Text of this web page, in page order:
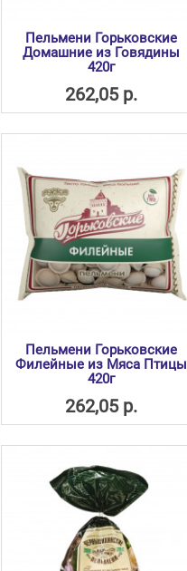
Пельмени Горьковские
Домашние из Говядины
420г
262,05 р.
Пельмени Горьковские
Филейные из Мяса Птицы
420г
262,05 р.